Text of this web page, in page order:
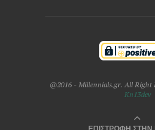
@2016 - Millennials.gr. All Right
Kn13dev